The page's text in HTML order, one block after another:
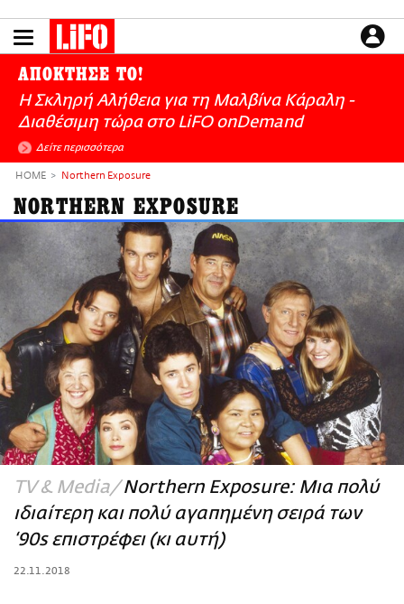
το
LIFO SHOP
NEWSLETTER
ΜΙΚΡΟΠΡΑΓΜΑΤΑ
THE GOOD LIFO
LIFOLAND
CITY GUIDE
ΑΜΠΑ
PRINT
ΕΙΔΗΣΕΙΣ
CULTURE
ΑΠΟΨΕΙΣ
ΤΡΟΠΟΣ ΖΩΗΣ
PODCASTS
Plus
ΑΠΟΚΤΗΣΕ ΤΟ!
Η Σκληρή Αλήθεια για τη Μαλβίνα Κάραλη -
Διαθέσιμη τώρα στo LiFO onDemand
Δείτε περισσότερα
HOME Northern Exposure
NORTHERN EXPOSURE
TV & Media Northern Exposure: Μια πολύ
ιδιαίτερη και πολύ αγαπημένη σειρά των
‘90s επιστρέφει (κι αυτή)
22.11.2018